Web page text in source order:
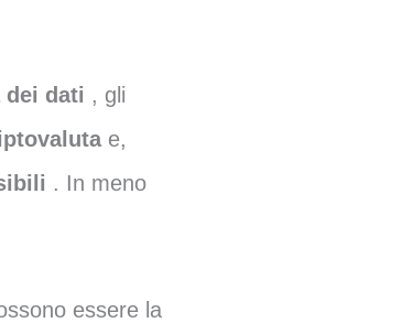
dati , gli
e,
. In meno
essere la